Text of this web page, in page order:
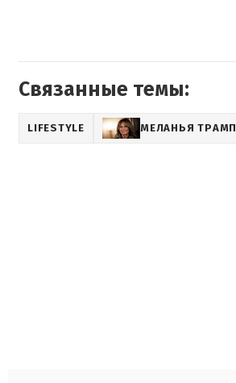
Связанные темы:
LIFESTYLE МЕЛАНЬЯ ТРАМП